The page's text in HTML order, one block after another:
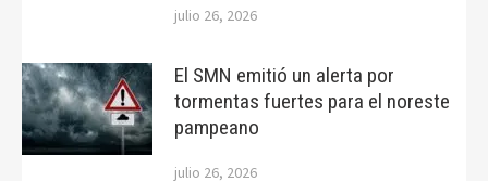
julio 26, 2026
El SMN emitió un alerta por
tormentas fuertes para el noreste
pampeano
julio 26, 2026